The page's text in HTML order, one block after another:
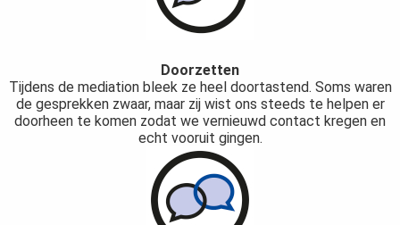
Doorzetten
Tijdens de mediation bleek ze heel doortastend. Soms waren
de gesprekken zwaar, maar zij wist ons steeds te helpen er
doorheen te komen zodat we vernieuwd contact kregen en
echt vooruit gingen.